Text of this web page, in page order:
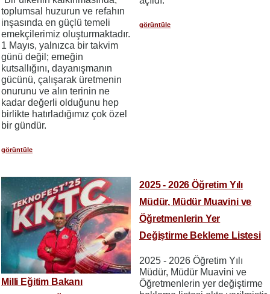
toplumsal huzurun ve refahın
inşasında en güçlü temeli
emekçilerimiz oluşturmaktadır.
1 Mayıs, yalnızca bir takvim
günü değil; emeğin
kutsallığını, dayanışmanın
gücünü, çalışarak üretmenin
onurunu ve alın terinin ne
kadar değerli olduğunu hep
birlikte hatırladığımız çok özel
bir gündür.
görüntüle
görüntüle
Milli Eğitim Bakanı
2025 - 2026 Öğretim Yılı
Müdür, Müdür Muavini ve
Öğretmenlerin Yer
Değiştirme Bekleme Listesi
2025 - 2026 Öğretim Yılı
Müdür, Müdür Muavini ve
Öğretmenlerin yer değiştirme